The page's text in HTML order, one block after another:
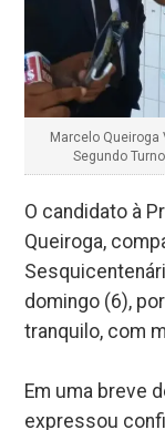
Marcelo Queiroga
Segundo
O candidato à
Queiroga,
domingo (6),
tranquilo, com
Em uma breve
expressou